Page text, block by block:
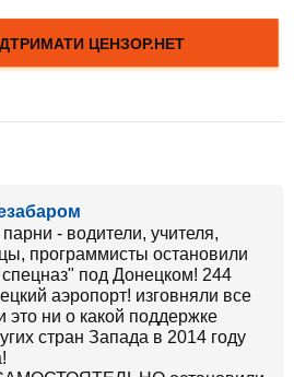
- водители, учителя,
программисты остановили
под Донецком! 244
аэропорт! изговняли все
это ни о какой поддержке
стран Запада в 2014 году